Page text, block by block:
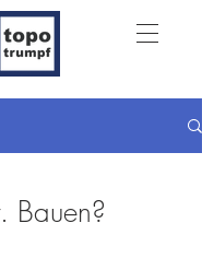
Bauen?